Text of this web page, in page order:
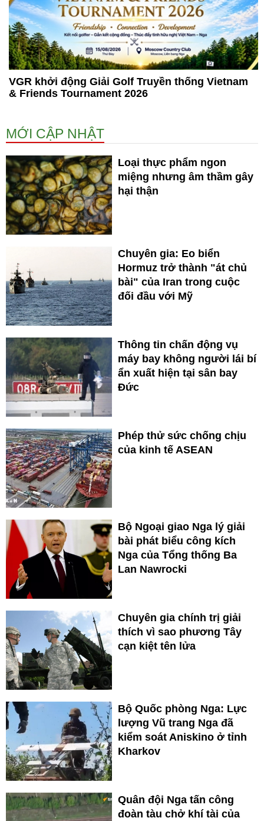
VGR khởi động Giải Golf Truyền thống Vietnam
& Friends Tournament 2026
MỚI CẬP NHẬT
Loại thực phẩm ngon
miệng nhưng âm thầm gây
hại thận
Chuyên gia: Eo biển
Hormuz trở thành "át chủ
bài" của Iran trong cuộc
đối đầu với Mỹ
Thông tin chấn động vụ
máy bay không người lái bí
ẩn xuất hiện tại sân bay
Đức
Phép thử sức chống chịu
của kinh tế ASEAN
Bộ Ngoại giao Nga lý giải
bài phát biểu công kích
Nga của Tổng thống Ba
Lan Nawrocki
Chuyên gia chính trị giải
thích vì sao phương Tây
cạn kiệt tên lửa
Bộ Quốc phòng Nga: Lực
lượng Vũ trang Nga đã
kiểm soát Aniskino ở tỉnh
Kharkov
Quân đội Nga tấn công
đoàn tàu chở khí tài của